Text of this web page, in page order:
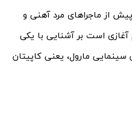
پیش از ماجراهای مرد آهنی و
آغازی است بر آشنایی با یکی
مارول، یعنی کاپیتان